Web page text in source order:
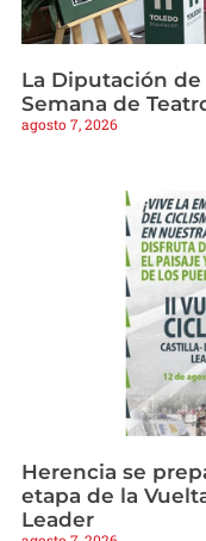
La Diputación de
Semana de
agosto 7, 2026
Herencia se
etapa de la
Leader